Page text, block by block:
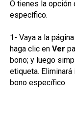
O tienes la opción
específico.
1- Vaya a la
haga clic en Ver
bono; y luego
etiqueta.
bono específico.